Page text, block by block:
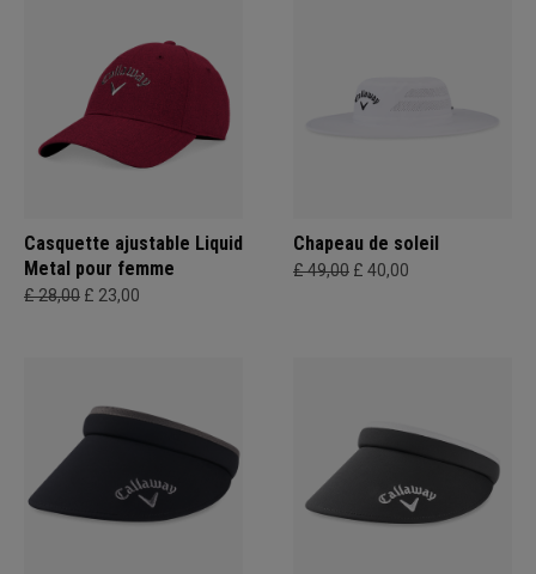
Casquette ajustable Liquid
Metal pour femme
£ 28,00 £ 23,00
Chapeau de soleil
£ 49,00 £ 40,00